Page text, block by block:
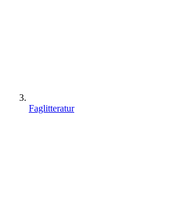
Faglitteratur